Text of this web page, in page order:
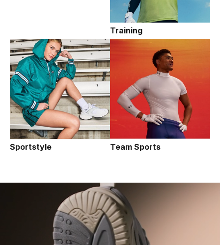
Training
Sportstyle Team Sports